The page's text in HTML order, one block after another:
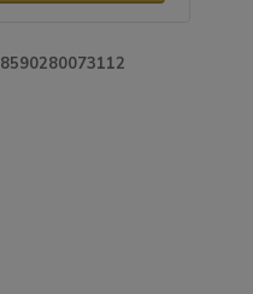
8590280073112